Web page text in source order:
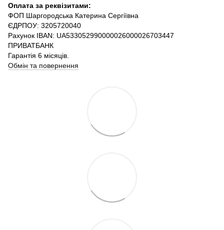
Оплата за реквізитами:
ФОП Шаргородська Катерина Сергіївна
ЄДРПОУ: 3205720040
Рахунок IBAN: UA533052990000026000026703447
ПРИВАТБАНК
Гарантія 6 місяців.
Обмін та повернення